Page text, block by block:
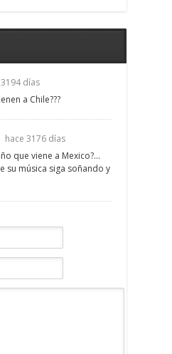
días
a Chile???
hace 3176 días
que viene a Mexico?…
su música siga soñando y